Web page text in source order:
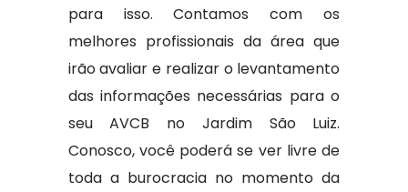
para isso. Contamos com os
melhores profissionais da área que
irão avaliar e realizar o levantamento
das informações necessárias para o
seu AVCB no Jardim São Luiz.
Conosco, você poderá se ver livre de
toda a burocracia no momento da